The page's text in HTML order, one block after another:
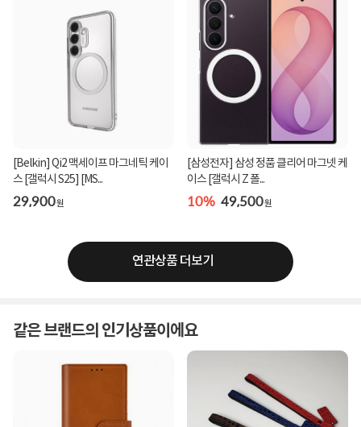
[Belkin] Qi2 맥세이프 마그네틱 케이
스 [갤럭시 S25] [MS...
29,900원
[삼성전자] 삼성 정품 클리어 마그넷 케
이스 [갤럭시 Z 폴...
10% 49,500원
연관상품 더보기
같은 브랜드의 인기상품이에요